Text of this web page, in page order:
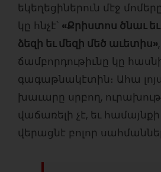
եկեղեցիներուն մէջ
կը հնչէ՝ «Քրիստոս ծնաւ
ձեզի եւ մեզի մեծ աւետիս»
ճամբորդութիւնը կը
գագաթնակէտին։ Ահա
խաւարը սրբող,
վաճառելի չէ, եւ
վերացնէ բոլոր